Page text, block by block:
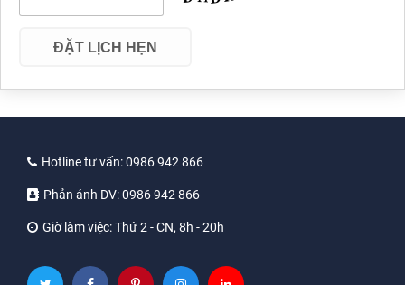
Hotline tư vấn:0986 942 866
Phản ánh DV:0986 942 866
Giờ làm việc:Thứ 2 - CN, 8h - 20h